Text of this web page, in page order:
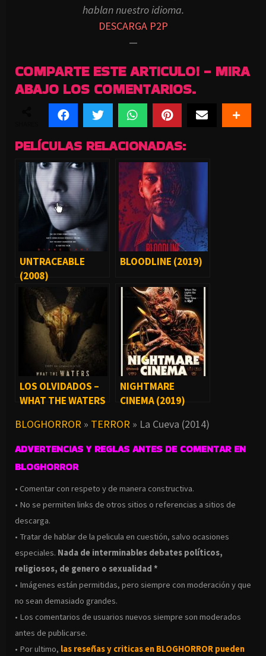
hablan nuestro idioma.
DESCARGA P2P
—
COMPARTE ESTE ARTICULO! - MIRA
ABAJO LOS COMENTARIOS.
PELÍCULAS RELACIONADAS:
UNTRACEABLE
(2008)
BLOODLINE (2019)
LOS OLVIDADOS –
WHAT THE WATERS
NIGHTMARE
CINEMA (2019)
BLOGHORROR » TERROR » La Cueva (2014)
ADVERTENCIAS Y REGLAS ANTES DE COMENTAR EN
BLOGHORROR
• Comentar con respeto y de manera constructiva.
• No se permiten links de otros sitios o referencias a sitios de
descarga.
• Tratar de hablar de la pelicula en cuestión, salvo ocasiones
especiales. Nada de interminables debates políticos,
religiosos, de genero o sexualidad *
• Imágenes están permitidas, pero siempre con moderación y que
no sean demasiado grandes.
• Los comentarios de usuarios nuevos siempre son moderados
antes de publicarse.
• Por ultimo, las reseñas y criticas en BLOGHORROR pueden